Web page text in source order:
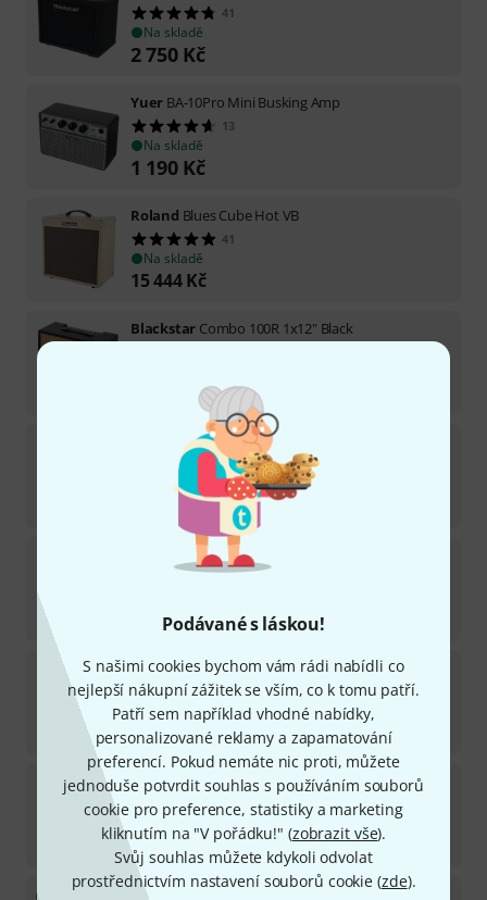
Podávané s láskou!
S našimi cookies bychom vám rádi nabídli co
nejlepší nákupní zážitek se vším, co k tomu patří.
Patří sem například vhodné nabídky,
personalizované reklamy a zapamatování
preferencí. Pokud nemáte nic proti, můžete
jednoduše potvrdit souhlas s používáním souborů
cookie pro preference, statistiky a marketing
kliknutím na "V pořádku!" (zobrazit vše).
Svůj souhlas můžete kdykoli odvolat
prostřednictvím nastavení souborů cookie (zde).
41
Na skladě
2 750 Kč
Yuer BA-10Pro Mini Busking Amp
13
Na skladě
1 190 Kč
Roland Blues Cube Hot VB
41
Na skladě
15 444 Kč
Blackstar Combo 100R 1x12" Black
Kč
Harley BentonMA-5 Miniamp
329
Na skladě
Kč
JC-22
53
11 990Kč
MarshallMG15GR
203
Na skladě
2 899Kč
Marshall MG10G
181
Na skladě
1 944Kč
Harley Benton HB-80R Celestion